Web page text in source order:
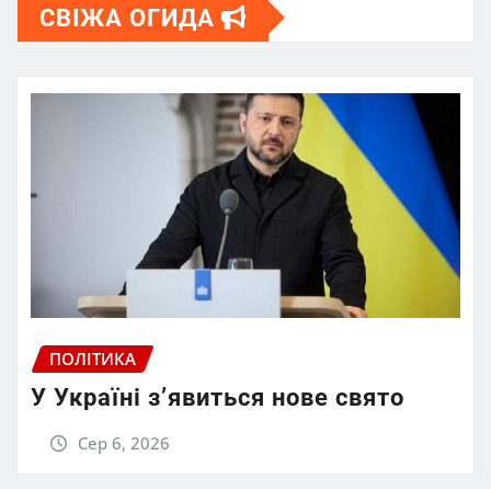
СВІЖА ОГИДА
ПОЛІТИКА
У Україні з’явиться нове свято
Сер 6, 2026